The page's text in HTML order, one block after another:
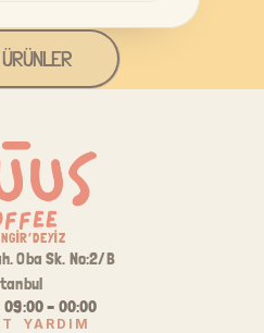
Oba Sk. No:2/B
09:00 – 00:00
YARDIM